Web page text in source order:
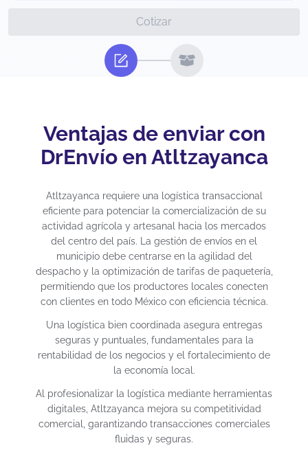
Cotizar
Ventajas de enviar con
DrEnvío en Atltzayanca
Atltzayanca requiere una logística transaccional
eficiente para potenciar la comercialización de su
actividad agrícola y artesanal hacia los mercados
del centro del país. La gestión de envíos en el
municipio debe centrarse en la agilidad del
despacho y la optimización de tarifas de paquetería,
permitiendo que los productores locales conecten
con clientes en todo México con eficiencia técnica.
Una logística bien coordinada asegura entregas
seguras y puntuales, fundamentales para la
rentabilidad de los negocios y el fortalecimiento de
la economía local.
Al profesionalizar la logística mediante herramientas
digitales, Atltzayanca mejora su competitividad
comercial, garantizando transacciones comerciales
fluidas y seguras.